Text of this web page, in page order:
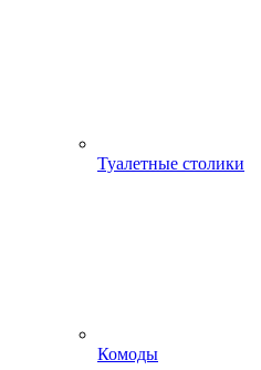
Туалетные столики
Комоды